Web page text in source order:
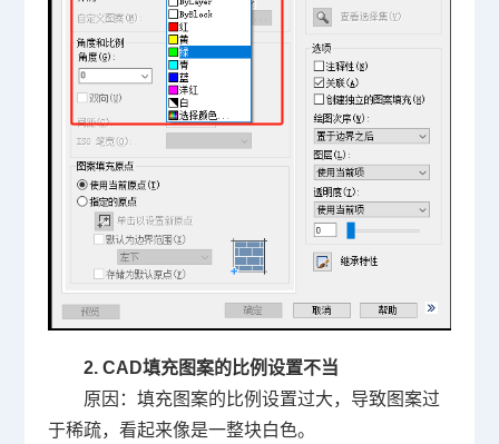
2. CAD填充图案的比例设置不当
原因：填充图案的比例设置过大，导致图案过
于稀疏，看起来像是一整块白色。